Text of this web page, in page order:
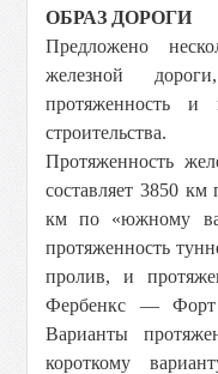
ОБРАЗ ДОРОГИ
Предложено
железной
протяженность и
строительства.
Протяженность
составляет3850 км
км по «южному
протяженность
пролив, и
Фербенкс — Форт
Варианты
короткому